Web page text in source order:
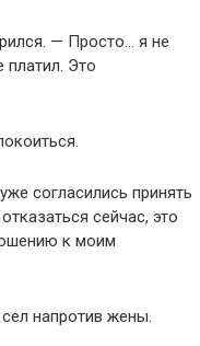
— Просто… я не
платил. Это
согласились принять
сейчас, это
к моим
напротив жены.